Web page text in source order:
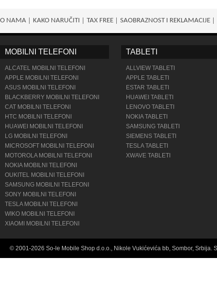
O NAMA KAKO NARUČITI TAX FREE SAOBRAZNOST I REKLAMACIJE
MOBILNI TELEFONI
ALCATEL MOBILNI TELEFONI
APPLE MOBILNI TELEFONI
ASUS MOBILNI TELEFONI
BLACKBERRY MOBILNI TELEFONI
CAT MOBILNI TELEFONI
HTC MOBILNI TELEFONI
HUAWEI MOBILNI TELEFONI
LG MOBILNI TELEFONI
MICROSOFT MOBILNI TELEFONI
MOTOROLA MOBILNI TELEFONI
NOKIA MOBILNI TELEFONI
OUKITEL MOBILNI TELEFONI
SAMSUNG MOBILNI TELEFONI
SONY MOBILNI TELEFONI
TESLA MOBILNI TELEFONI
WIKO MOBILNI TELEFONI
XIAOMI MOBILNI TELEFONI
TABLETI
ALLVIEW TABLETI
APPLE TABLETI
ESTAR TABLETI
HUAWEI TABLETI
LENOVO TABLETI
NOKIA TABLETI
SAMSUNG TABLETI
SIEMENS TABLETI
TESLA TABLETI
XWAVE TABLETI
© 2001-2026 So-le Mobile Shop d.o.o., Nikole Vukićevića bb, Sombor, Srbija.